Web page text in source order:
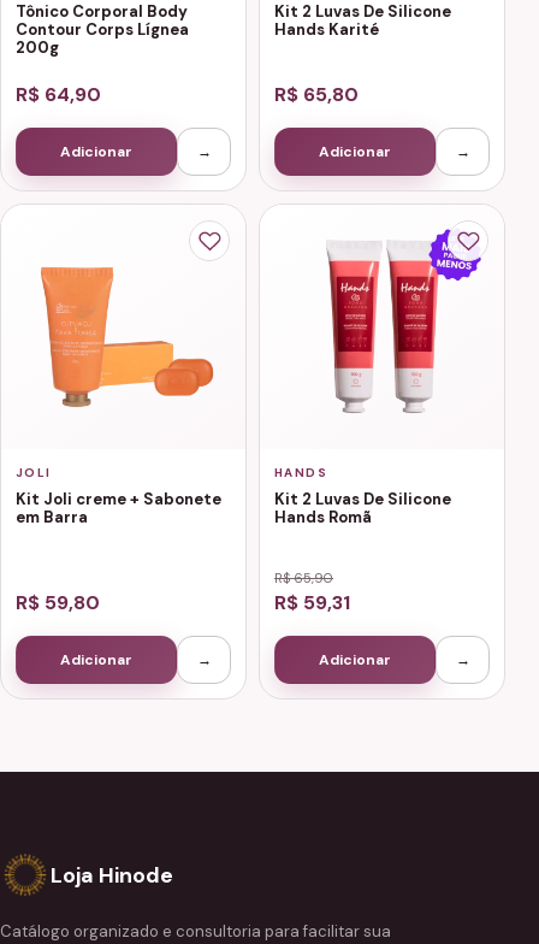
Tônico Corporal Body
Contour Corps Lígnea
200g
R$ 64,90
Adicionar →
Kit 2 Luvas De Silicone
Hands Karité
R$ 65,80
Adicionar →
JOLI
Kit Joli creme + Sabonete
em Barra
R$ 59,80
Adicionar →
HANDS
Kit 2 Luvas De Silicone
Hands Romã
R$ 65,90
R$ 59,31
Adicionar →
Loja Hinode
Catálogo organizado e consultoria para facilitar sua